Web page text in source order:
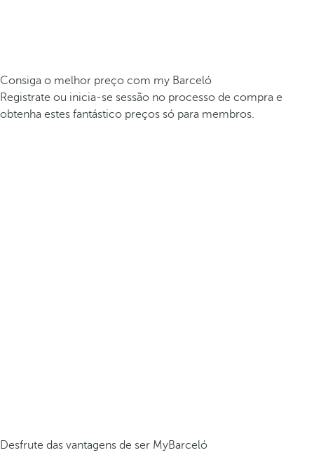
Consiga o melhor preço com my Barceló
Registrate ou inicia-se sessão no processo de compra e
obtenha estes fantástico preços só para membros.
Desfrute das vantagens de ser MyBarceló